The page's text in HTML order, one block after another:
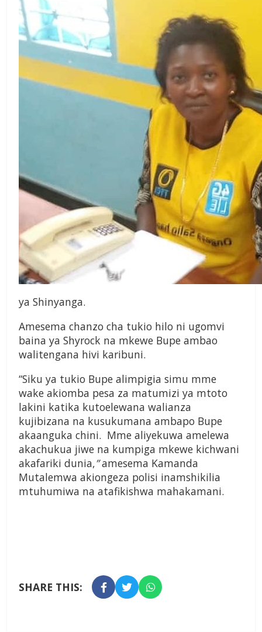
ya Shinyanga.
Amesema chanzo cha tukio hilo ni ugomvi
baina ya Shyrock na mkewe Bupe ambao
walitengana hivi karibuni.
“Siku ya tukio Bupe alimpigia simu mme
wake akiomba pesa za matumizi ya mtoto
lakini katika kutoelewana walianza
kujibizana na kusukumana ambapo Bupe
akaanguka chini. Mme aliyekuwa amelewa
akachukua jiwe na kumpiga mkewe kichwani
akafariki dunia,”amesema Kamanda
Mutalemwa akiongeza polisi inamshikilia
mtuhumiwa na atafikishwa mahakamani.
SHARE THIS: